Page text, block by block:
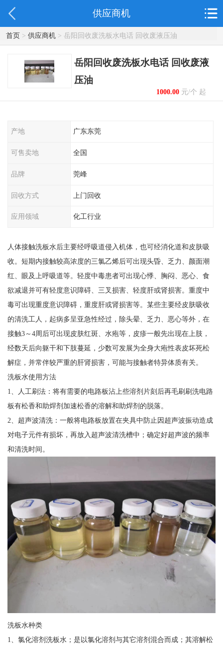
供应商机
首页> 供应商机> 岳阳回收废洗板水电话 回收废液压油
岳阳回收废洗板水电话 回收废液
压油
1000.00元/个 起
产地 广东东莞
可售卖地 全国
品牌 莞峰
回收方式 上门回收
应用领域 化工行业
人体接触洗板水后主要经呼吸道侵入机体，也可经消化道和皮肤吸
收。短期内接触较高浓度的三氯乙烯后可出现头昏、乏力、颜面潮
红、眼及上呼吸道等。轻度中毒患者可出现心悸、胸闷、恶心、食
欲减退并可有轻度意识障碍、三叉损害、轻度肝或肾损害。重度中
毒可出现重度意识障碍，重度肝或肾损害等。某些主要经皮肤吸收
的清洗工人，起病多呈亚急性经过，除头晕、乏力、恶心等外，在
接触3～4周后可出现皮肤红斑、水疱等，皮疹一般先出现在上肢，
经数天后向躯干和下肢蔓延，少数可发展为全身大疱性表皮坏死松
解症，并常伴较严重的肝肾损害，可能与接触者特异体质有关。
洗板水使用方法
1、人工刷法：将有需要的电路板沾上些溶剂片刻后再毛刷刷洗电路
板有松香和助焊剂加速松香的溶解和助焊剂的脱落。
2、超声波清洗：一般将电路板放置在夹具中防止因超声波振动造成
对电子元件有损坏，再放入超声波清洗槽中；确定好超声波的频率
和清洗时间。
洗板水种类
1、氯化溶剂洗板水；是以氯化溶剂与其它溶剂混合而成；其溶解松